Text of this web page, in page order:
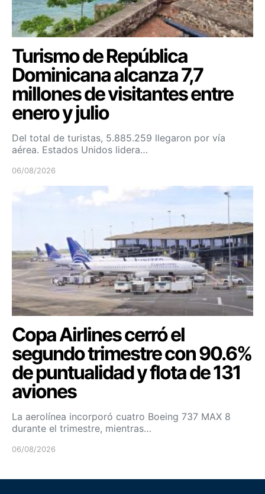
Turismo de República
Dominicana alcanza 7,7
millones de visitantes entre
enero y julio
Del total de turistas, 5.885.259 llegaron por vía
aérea. Estados Unidos lidera…
06/08/2026
Copa Airlines cerró el
segundo trimestre con 90.6%
de puntualidad y flota de 131
aviones
La aerolínea incorporó cuatro Boeing 737 MAX 8
durante el trimestre, mientras…
06/08/2026